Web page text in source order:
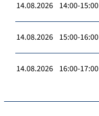
14.08.2026 14:00-15:00
14.08.2026 15:00-16:00
14.08.2026 16:00-17:00